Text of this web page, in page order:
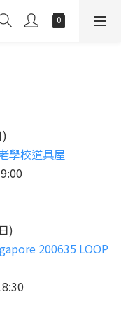
學校道具屋
)
200635 LOOP